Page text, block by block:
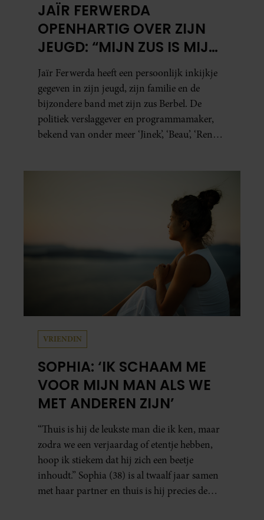
JAÏR FERWERDA
OPENHARTIG OVER ZIJN
JEUGD: “MIJN ZUS IS MIJN
MORELE KOMPAS”
Jaïr Ferwerda heeft een persoonlijk inkijkje
gegeven in zijn jeugd, zijn familie en de
bijzondere band met zijn zus Berbel. De
politiek verslaggever en programmamaker,
bekend van onder meer ‘Jinek’, ‘Beau’, ‘Renze’,
VRIENDIN
SOPHIA: ‘IK SCHAAM ME
VOOR MIJN MAN ALS WE
MET ANDEREN ZIJN’
“Thuis is hij de leukste man die ik ken, maar
zodra we een verjaardag of etentje hebben,
hoop ik stiekem dat hij zich een beetje
inhoudt.” Sophia (38) is al twaalf jaar samen
met haar partner en thuis is hij precies de